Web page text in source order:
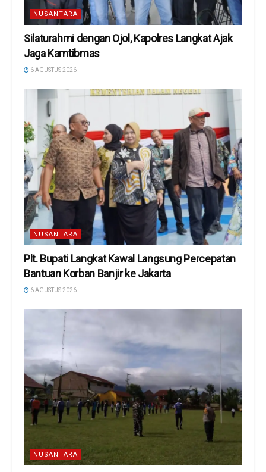
NUSANTARA
Silaturahmi dengan Ojol, Kapolres Langkat Ajak
Jaga Kamtibmas
6 AGUSTUS 2026
NUSANTARA
Plt. Bupati Langkat Kawal Langsung Percepatan
Bantuan Korban Banjir ke Jakarta
6 AGUSTUS 2026
NUSANTARA